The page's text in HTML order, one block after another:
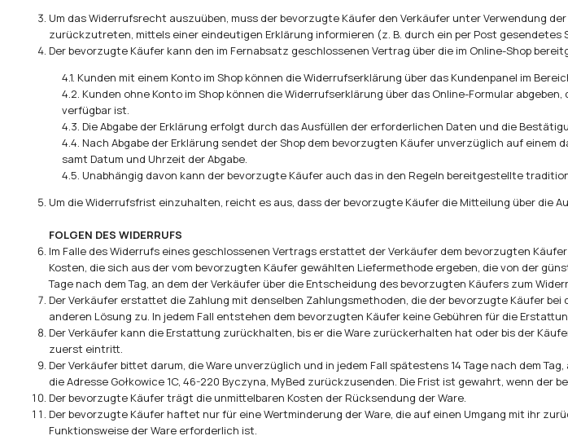
Um das Widerrufsrecht auszuüben, muss der bevorzugte Käufer den Verkäufer unter Verwendung
zurückzutreten, mittels einer eindeutigen Erklärung informieren (z. B. durch ein per Post gesendetes
Der bevorzugte Käufer kann den im Fernabsatz geschlossenen Vertrag über die im Online-Shop
4.1. Kunden mit einem Konto im Shop können die Widerrufserklärung über das Kundenpanel im
4.2. Kunden ohne Konto im Shop können die Widerrufserklärung über das Online-Formular
verfügbar ist.
4.3. Die Abgabe der Erklärung erfolgt durch das Ausfüllen der erforderlichen Daten und die
4.4. Nach Abgabe der Erklärung sendet der Shop dem bevorzugten Käufer unverzüglich auf
samt Datum und Uhrzeit der Abgabe.
4.5. Unabhängig davon kann der bevorzugte Käufer auch das in den Regeln bereitgestellte
Um die Widerrufsfrist einzuhalten, reicht es aus, dass der bevorzugte Käufer die Mitteilung über die
FOLGEN DES WIDERRUFS
Im Falle des Widerrufs eines geschlossenen Vertrags erstattet der Verkäufer dem bevorzugten
Kosten, die sich aus der vom bevorzugten Käufer gewählten Liefermethode ergeben, die von der
Tage nach dem Tag, an dem der Verkäufer über die Entscheidung des bevorzugten Käufers zum
Der Verkäufer erstattet die Zahlung mit denselben Zahlungsmethoden, die der bevorzugte Käufer
anderen Lösung zu. In jedem Fall entstehen dem bevorzugten Käufer keine Gebühren für die
Der Verkäufer kann die Erstattung zurückhalten, bis er die Ware zurückerhalten hat oder bis der
zuerst eintritt.
Der Verkäufer bittet darum, die Ware unverzüglich und in jedem Fall spätestens 14 Tage nach dem
die Adresse Gołkowice 1C, 46-220 Byczyna, MyBed zurückzusenden. Die Frist ist gewahrt, wenn der
Der bevorzugte Käufer trägt die unmittelbaren Kosten der Rücksendung der Ware.
Der bevorzugte Käufer haftet nur für eine Wertminderung der Ware, die auf einen Umgang mit ihr
Funktionsweise der Ware erforderlich ist.